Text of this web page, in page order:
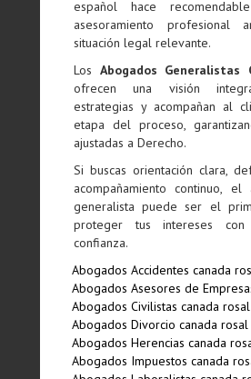
español hace
asesoramiento profesional
situación legal relevante.
Los Abogados Generalistas
ofrecen una visión
estrategias y acompañan al
etapa del proceso,
ajustadas a Derecho.
Si buscas orientación clara,
acompañamiento continuo, el
generalista puede ser el
proteger tus intereses
confianza.
Abogados Accidentes canada
Abogados Asesores de
Abogados Civilistas canada rosal
Abogados Divorcio canada rosal
Abogados Herencias canada
Abogados Impuestos canada